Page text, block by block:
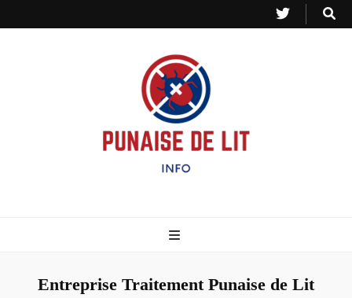
– Info
Entreprise Traitement Punaise de Lit